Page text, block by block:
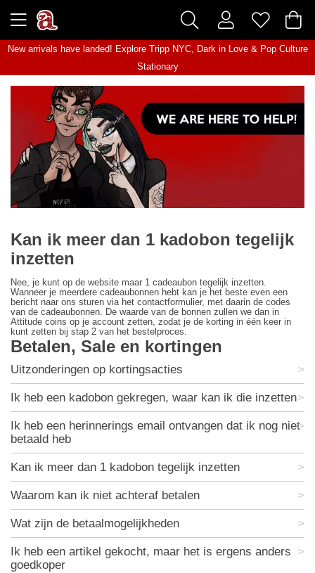
New arrivals have landed! Explore Tripp NYC, Dark in Love& Pop Culture
Stationary
Kan ik meer dan 1 kadobon tegelijk
inzetten
Nee, je kunt op de website maar 1 cadeaubon tegelijk inzetten.
Wanneer je meerdere cadeaubonnen hebt kan je het beste even een
bericht naar ons sturen via het contactformulier, met daarin de codes
van de cadeaubonnen. De waarde van de bonnen zullen we dan in
Attitude coins op je account zetten, zodat je de korting in één keer in
kunt zetten bij stap 2 van het bestelproces.
Betalen, Sale en kortingen
Uitzonderingen op kortingsacties
Ik heb een kadobon gekregen, waar kan ik die inzetten
Ik heb een herinnerings email ontvangen dat ik nog niet
betaald heb
Kan ik meer dan 1 kadobon tegelijk inzetten
Waarom kan ik niet achteraf betalen
Wat zijn de betaalmogelijkheden
Ik heb een artikel gekocht, maar het is ergens anders
goedkoper